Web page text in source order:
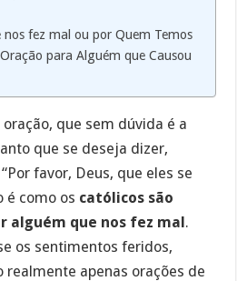
nos fez mal ou por Quem Temos
para Alguém que Causou
que sem dúvida é a
que se deseja dizer,
favor, Deus, que eles se
é como os católicos são
alguém que nos fez mal.
os sentimentos feridos,
realmente apenas orações de